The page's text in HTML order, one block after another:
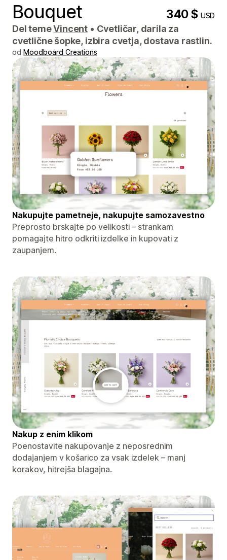
Bouquet 340 $USD
Del temeVincent • Cvetličar, darila za
cvetlične šopke, izbira cvetja, dostava rastlin.
od Moodboard Creations
Nakupujte pametneje, nakupujte samozavestno
Preprosto brskajte po velikosti – strankam
pomagajte hitro odkriti izdelke in kupovati z
zaupanjem.
Nakup z enim klikom
Poenostavite nakupovanje z neposrednim
dodajanjem v košarico za vsak izdelek – manj
korakov, hitrejša blagajna.